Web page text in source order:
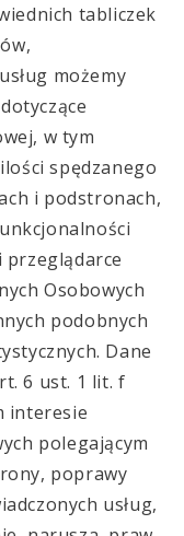
tabliczek
możemy
w tym
spędzanego
i podstronach,
przeglądarce
Osobowych
podobnych
Dane
6 ust. 1 lit. f
interesie
polegającym
poprawy
usług,